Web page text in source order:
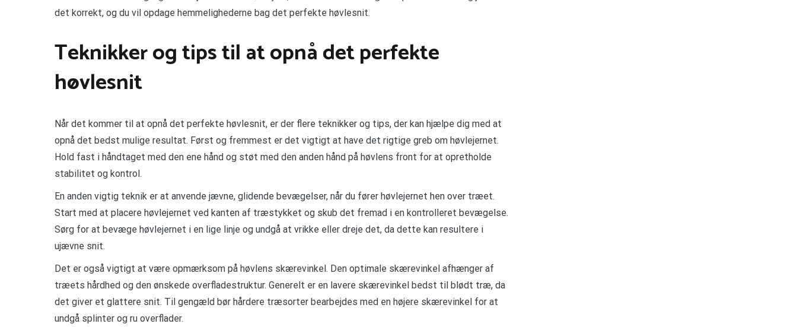
det korrekt, og du vil opdage hemmelighederne bag det perfekte høvlesnit.
Teknikker og tips til at opnå det perfekte
høvlesnit
Når det kommer til at opnå det perfekte høvlesnit, er der flere teknikker og tips, der kan hjælpe dig med at
opnå det bedst mulige resultat. Først og fremmest er det vigtigt at have det rigtige greb om høvlejernet.
Hold fast i håndtaget med den ene hånd og støt med den anden hånd på høvlens front for at opretholde
stabilitet og kontrol.
En anden vigtig teknik er at anvende jævne, glidende bevægelser, når du fører høvlejernet hen over træet.
Start med at placere høvlejernet ved kanten af træstykket og skub det fremad i en kontrolleret bevægelse.
Sørg for at bevæge høvlejernet i en lige linje og undgå at vrikke eller dreje det, da dette kan resultere i
ujævne snit.
Det er også vigtigt at være opmærksom på høvlens skærevinkel. Den optimale skærevinkel afhænger af
træets hårdhed og den ønskede overfladestruktur. Generelt er en lavere skærevinkel bedst til blødt træ, da
det giver et glattere snit. Til gengæld bør hårdere træsorter bearbejdes med en højere skærevinkel for at
undgå splinter og ru overflader.